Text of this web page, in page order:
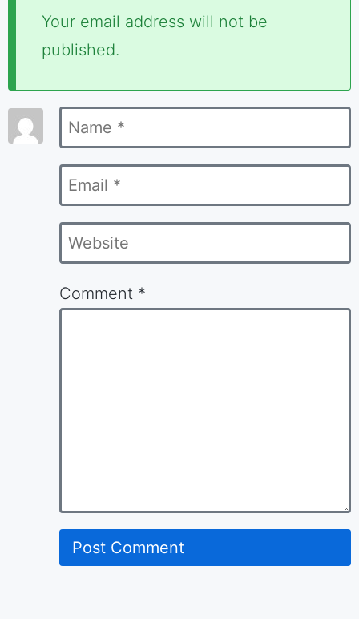
Your email address will not be
published.
Required
marked
Name
*
Email
*
Website
Comment *